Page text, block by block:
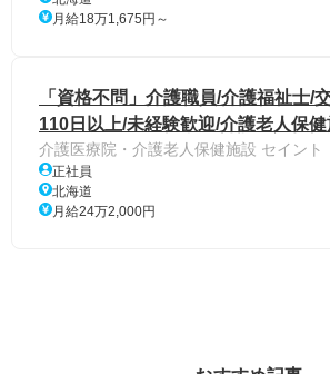
月給18万1,675円～
「資格不問」介護職員/介護福祉士/
110日以上/未経験歓迎/介護老人保
介護医療院・介護老人保健施設 セイント
正社員
北海道
月給24万2,000円